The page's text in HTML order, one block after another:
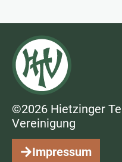
©2026 Hietzinger
Vereinigung
Impressum